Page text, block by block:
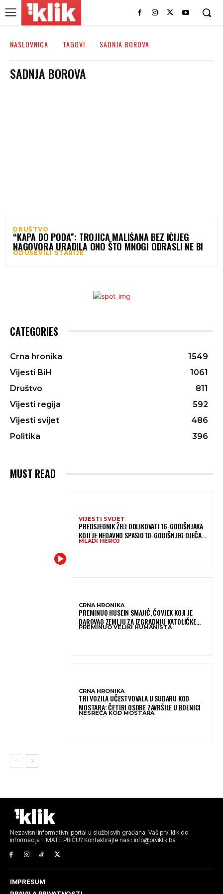
NASLOVNICA TAGOVI SADNJA BOROVA
SADNJA BOROVA
DRUŠTVO
“KAPA DO PODA”: TROJICA MALIŠANA BEZ IČIJEG
NAGOVORA URADILA ONO ŠTO MNOGI ODRASLI NE BI
ODUŠEVILI STARIJE
CATEGORIES
Crna hronika
1549
Vijesti BiH
1061
Društvo
811
Vijesti regija
592
Vijesti svijet
486
Politika
396
MUST READ
VIJESTI SVIJET
PREDSJEDNIK ŽELI ODLIKOVATI 16-GODIŠNJAKA
KOJI JE NEDAVNO SPASIO 10-GODIŠNJEG DJEČAKA
IZ SMRTONOSNIH VALOVA
MLADI HEROJ
CRNA HRONIKA
PREMINUO HUSEIN SMAJIĆ, ČOVJEK KOJI JE
DAROVAO ZEMLJU ZA IZGRADNJU KATOLIČKE
CRKVE U BUGOJNU
PREMINUO VELIKI HUMANISTA
CRNA HRONIKA
TRI VOZILA UČESTVOVALA U SUDARU KOD
MOSTARA: ČETIRI OSOBE ZAVRŠILE U BOLNICI
NESREĆA KOD MOSTARA
Nezavisni informativni portal u službi svih građana. Vaš prvi klik do
informacija ! IMATE PRIČU? Kontaktirajte nas : info@prviklik.ba
IMPRESUM